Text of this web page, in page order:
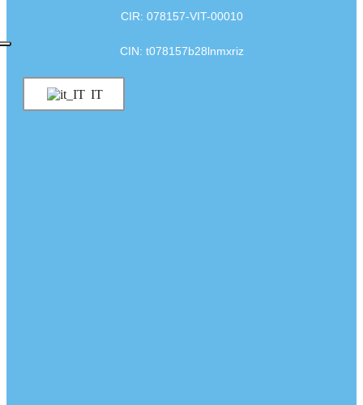
CIR: 078157-VIT-00010
CIN: t078157b28lnmxriz
IT